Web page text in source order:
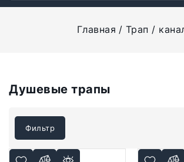
Главная Трап /
Душевые трапы
Фильтр